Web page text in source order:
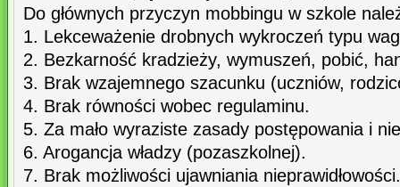
Do głównych przyczyn mobbingu w szkole
1. Lekceważenie drobnych wykroczeń typu
2. Bezkarność kradzieży, wymuszeń, pobić,
3. Brak wzajemnego szacunku (uczniów,
4. Brak równości wobec regulaminu.
5. Za mało wyraziste zasady postępowania i
6. Arogancja władzy (pozaszkolnej).
7. Brak możliwości ujawniania nieprawidłowości.